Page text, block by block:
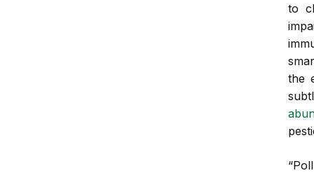
to
the